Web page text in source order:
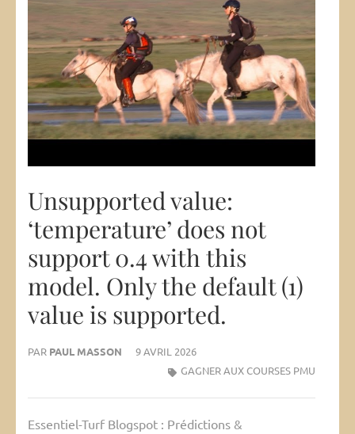
Unsupported value:
‘temperature’ does not
support 0.4 with this
model. Only the default (1)
value is supported.
PAR PAUL MASSON
9 AVRIL 2026
GAGNER AUX COURSES PMU
Essentiel-Turf Blogspot : Prédictions &